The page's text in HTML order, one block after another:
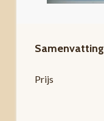
Samenvatting
Prijs